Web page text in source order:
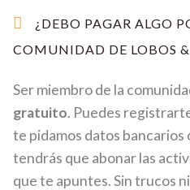
¿DEBO PAGAR ALGO
COMUNIDAD DE LOBOS
Ser miembro de la
gratuito. Puedes
te pidamos datos bancarios
tendrás que abonar las
que te apuntes. Sin trucos